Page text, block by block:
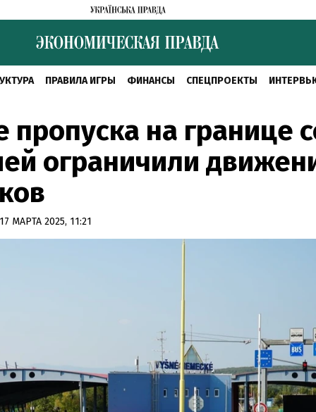
ПРАВИЛА ИГРЫ ФИНАНСЫ СПЕЦПРОЕКТЫ
пропуска на границе
ограничили
МАРТА 2025, 11:21